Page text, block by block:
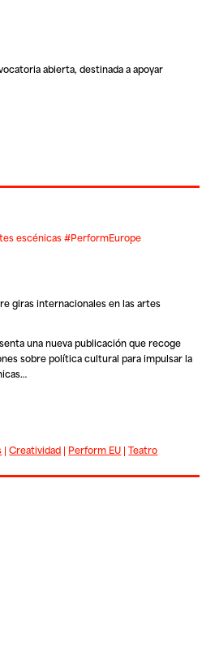
abierta, destinada a apoyar
escénicas #PerformEurope
giras internacionales en las artes
una nueva publicación que recoge
sobre política cultural para impulsar la
|Creatividad | Perform EU |Teatro